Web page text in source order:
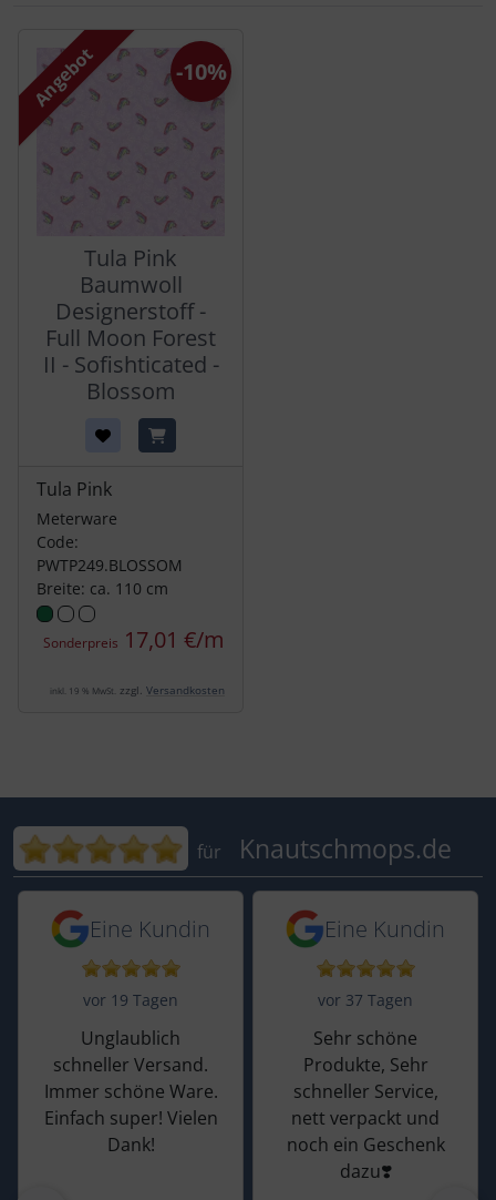
Es folgt ein Produktslider - navigieren Sie mit der Tab-
Angebot
Tula Pink
Baumwoll
Designerstoff -
Full Moon Forest
II - Sofishticated -
Blossom
Tula Pink
Meterware
Code:
PWTP249.BLOSSOM
Breite: ca. 110 cm
Sonderpreis 17,01 €/m
-10%
inkl. 19 % MwSt. zzgl. Versandkosten
Bewertungen für Knautschmops.de:
für Knautschmops.de
5 von 5 Sternen von einer Kundin vor
Eine Kundin
vor 19 Tagen
Unglaublich
schneller Versand.
Immer schöne Ware.
Einfach super! Vielen
Dank!
5 von 5 Sternen
Eine Kundin
vor 37 Tagen
Sehr schöne
Produkte, Sehr
schneller Service,
nett verpackt und
noch ein Geschenk
dazu❣️